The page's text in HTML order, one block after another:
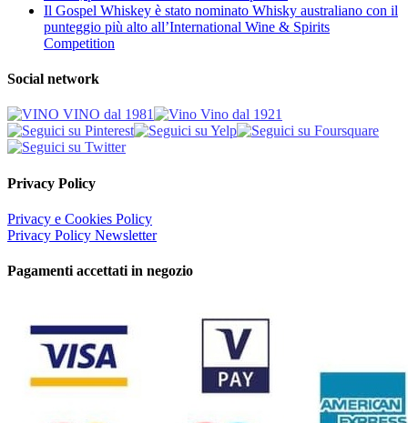
Il Gospel Whiskey è stato nominato Whisky australiano con il
punteggio più alto all’International Wine & Spirits
Competition
Social network
Privacy Policy
Privacy e Cookies Policy
Privacy Policy Newsletter
Pagamenti accettati in negozio